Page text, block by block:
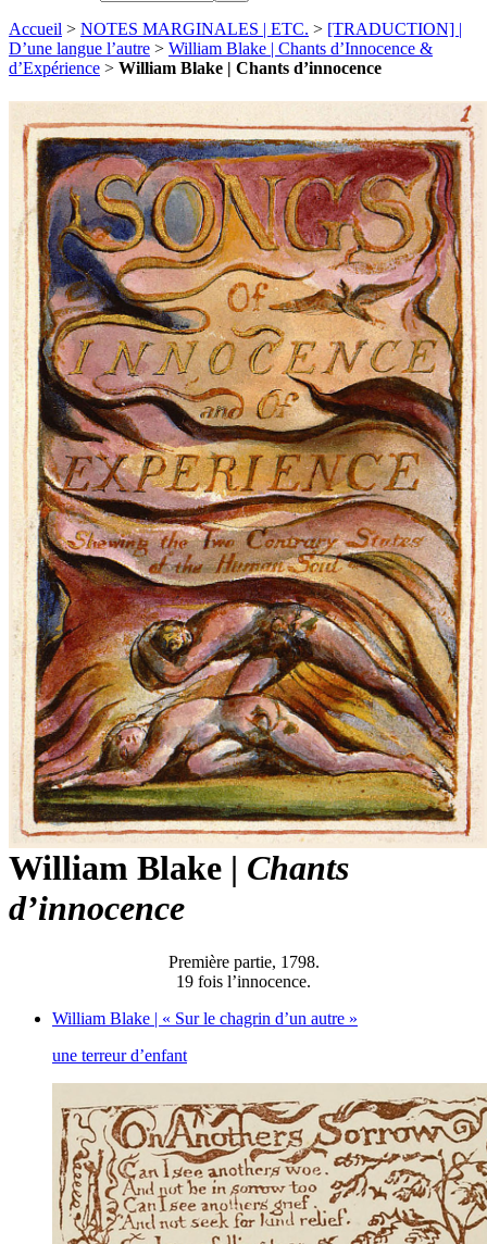
Accueil > NOTES MARGINALES | ETC. > [TRADUCTION] |
D’une langue l’autre > William Blake | Chants d’Innocence &
d’Expérience > William Blake | Chants d’innocence
William Blake | Chants
d’innocence
Première partie, 1798.
19 fois l’innocence.
William Blake | « Sur le chagrin d’un autre »
une terreur d’enfant